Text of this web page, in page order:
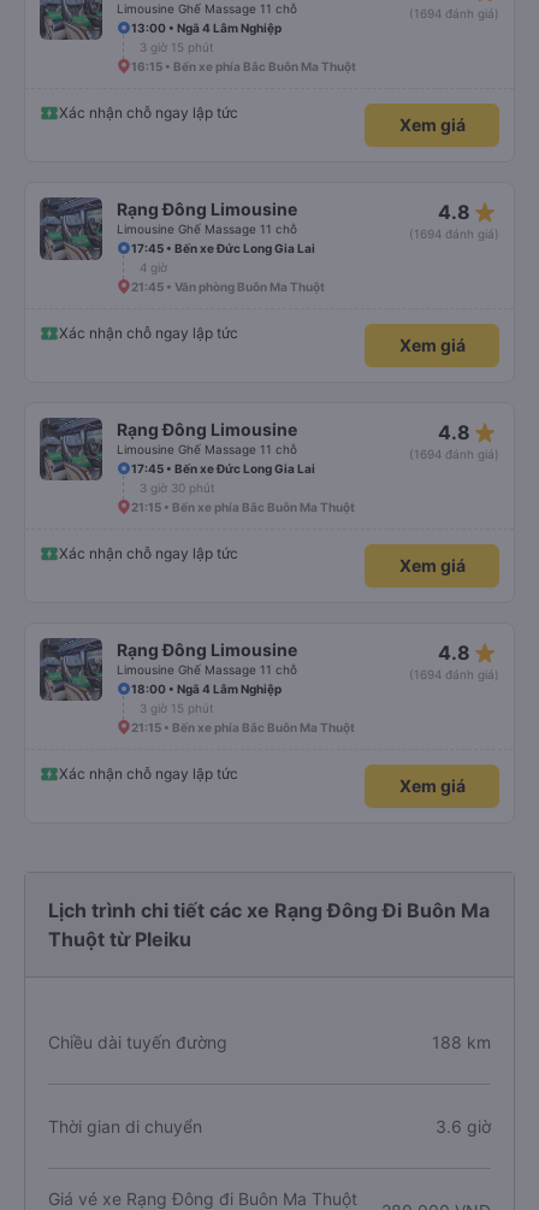
Limousine Ghế Massage 11 chỗ
(1694 đánh giá)
13:00 • Ngã 4 Lâm Nghiệp
3 giờ 15 phút
16:15 • Bến xe phía Bắc Buôn Ma Thuột
Xác nhận chỗ ngay lập tức
Xem giá
Rạng Đông Limousine
Limousine Ghế Massage 11 chỗ
4.8 star_rate
(1694 đánh giá)
17:45 • Bến xe Đức Long Gia Lai
4 giờ
21:45 • Văn phòng Buôn Ma Thuột
Xác nhận chỗ ngay lập tức
Xem giá
Rạng Đông Limousine
Limousine Ghế Massage 11 chỗ
4.8 star_rate
(1694 đánh giá)
17:45 • Bến xe Đức Long Gia Lai
3 giờ 30 phút
21:15 • Bến xe phía Bắc Buôn Ma Thuột
Xác nhận chỗ ngay lập tức
Xem giá
Rạng Đông Limousine
Limousine Ghế Massage 11 chỗ
4.8 star_rate
(1694 đánh giá)
18:00 • Ngã 4 Lâm Nghiệp
3 giờ 15 phút
21:15 • Bến xe phía Bắc Buôn Ma Thuột
Xác nhận chỗ ngay lập tức
Xem giá
Lịch trình chi tiết các xe Rạng Đông Đi Buôn Ma
Thuột từ Pleiku
Chiều dài tuyến đường 188 km
Thời gian di chuyển 3.6 giờ
Giá vé xe Rạng Đông đi Buôn Ma Thuột